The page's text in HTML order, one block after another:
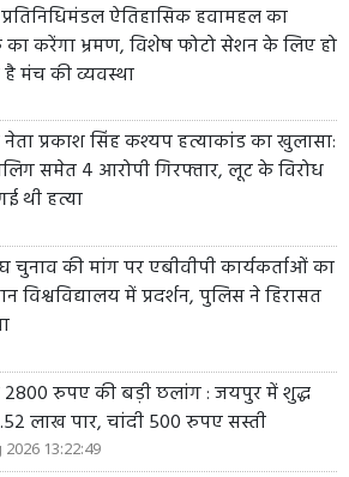
प्रतिनिधिमंडल ऐतिहासिक हवामहल का
का करेंगा भ्रमण, विशेष फोटो सेशन के लिए हो
मंच की व्यवस्था
नेता प्रकाश सिंह कश्यप हत्याकांड का खुलासा:
समेत 4 आरोपी गिरफ्तार, लूट के विरोध
थी हत्या
चुनाव की मांग पर एबीवीपी कार्यकर्ताओं का
विश्वविद्यालय में प्रदर्शन, पुलिस ने हिरासत
2800 रुपए की बड़ी छलांग : जयपुर में शुद्ध
लाख पार, चांदी 500 रुपए सस्ती
2026 13:22:49